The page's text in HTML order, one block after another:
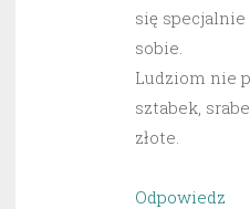
się
sobie.
Ludziom nie
sztabek,
złote.
Odpowiedz